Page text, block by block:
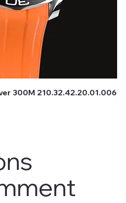
300M 210.32.42.20.01.006